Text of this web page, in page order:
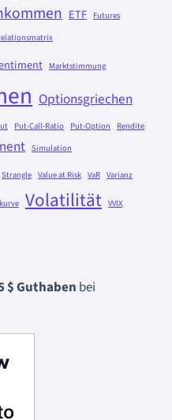
ETF Futures
Marktstimmung
Optionsgriechen
Put-Call-Ratio Put-Option
Rendite
Simulation
Strangle Value at Risk VaR Varianz
Volatilität VVIX
$ Guthaben bei